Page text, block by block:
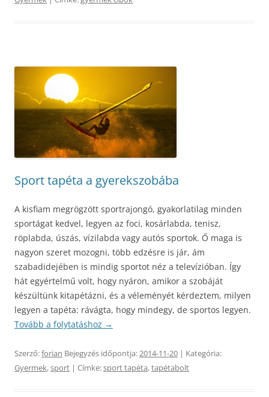
Sport tapéta a gyerekszobába
A kisfiam megrögzött sportrajongó, gyakorlatilag minden
sportágat kedvel, legyen az foci, kosárlabda, tenisz,
röplabda, úszás, vízilabda vagy autós sportok. Ő maga is
nagyon szeret mozogni, több edzésre is jár, ám
szabadidejében is mindig sportot néz a televízióban. Így
hát egyértelmű volt, hogy nyáron, amikor a szobáját
készültünk kitapétázni, és a véleményét kérdeztem, milyen
legyen a tapéta: rávágta, hogy mindegy, de sportos legyen.
Tovább a folytatáshoz →
Szerző:forian Bejegyzés időpontja:2014-11-20 | Kategória:
Gyermek,sport | Címke:sport tapéta,tapétabolt